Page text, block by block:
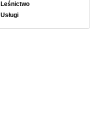
Leśnictwo
Usługi